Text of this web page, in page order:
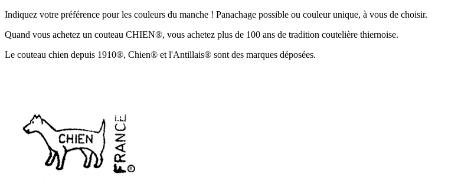
Indiquez votre préférence pour les couleurs du manche ! Panachage possible ou couleur unique, à vous de choisir.
Quand vous achetez un couteau CHIEN®, vous achetez plus de 100 ans de tradition coutelière thiernoise.
Le couteau chien depuis 1910®, Chien® et l'Antillais® sont des marques déposées.